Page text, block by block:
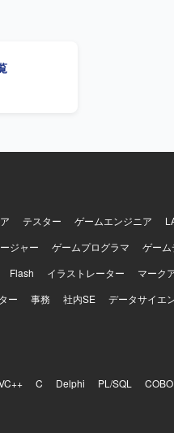
ジェク
しいプ
方にマ
経験を積
して
として
テスター ゲームエンジニア
ジャー ゲームプログラマ ゲーム
Flash イラストレーター マーク
ー 事務 社内SE データサイエ
C Delphi PL/SQL COBOL